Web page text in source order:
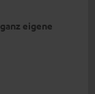
eigene